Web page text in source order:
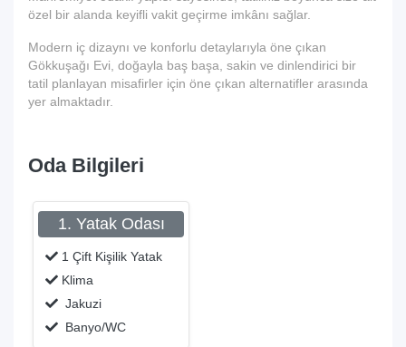
özel bir alanda keyifli vakit geçirme imkânı sağlar.
Modern iç dizaynı ve konforlu detaylarıyla öne çıkan
Gökkuşağı Evi, doğayla baş başa, sakin ve dinlendirici bir
tatil planlayan misafirler için öne çıkan alternatifler arasında
yer almaktadır.
Oda Bilgileri
1. Yatak Odası
1 Çift Kişilik Yatak
Klima
Jakuzi
Banyo/WC